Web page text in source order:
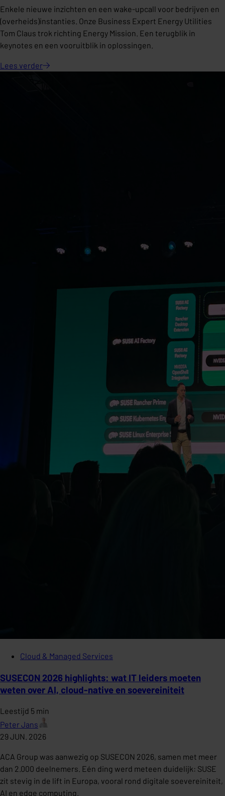
Enkele nieuwe inzichten en een wake-upcall voor bedrijven en
(overheids)instanties. Onze Business Expert Energy Utilities
Tom Claus trok richting Energy Mission. Een terugblik in
keynotes en een vooruitblik in oplossingen.
Lees verder
Cloud & Managed Services
SUSECON 2026 highlights: wat IT leiders moeten
weten over AI, cloud-native en soevereiniteit
Leestijd 5 min
Peter Jans
29 JUN. 2026
ACA Group was aanwezig op SUSECON 2026, samen met meer
dan 2.000 deelnemers. Eén ding werd meteen duidelijk: SUSE
zit stevig in de lift in Europa, vooral rond digitale soevereiniteit,
AI en edge computing.